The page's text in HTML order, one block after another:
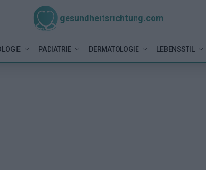
gesundheitsrichtung.com
PÄDIATRIE DERMATOLOGIE LEBENSSTIL